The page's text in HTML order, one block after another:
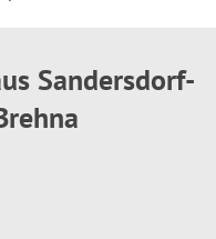
Sandersdorf-